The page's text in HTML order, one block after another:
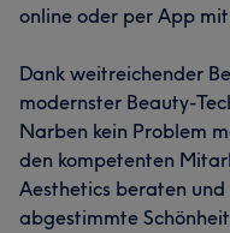
online oder per App
Dank weitreichender
modernster Beauty-
Narben kein Problem
den kompetenten
Aesthetics beraten
abgestimmte